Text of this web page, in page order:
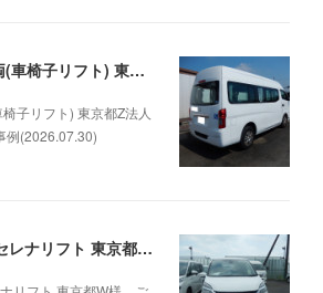
日産NV350 福祉車両(車椅子リフト) 東京都Z法人様より定期点検ご依頼事例(2026.07.30)
子リフト) 東京都Z法人
例(2026.07.30)
福祉車両 継続車検 セレナリフト 東京都W様、ご依頼事例(2026.07.28)